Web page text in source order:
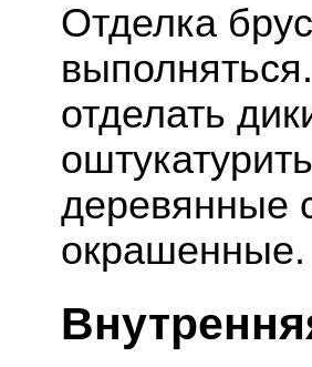
Отделка
отделать
деревянные
окрашенные.